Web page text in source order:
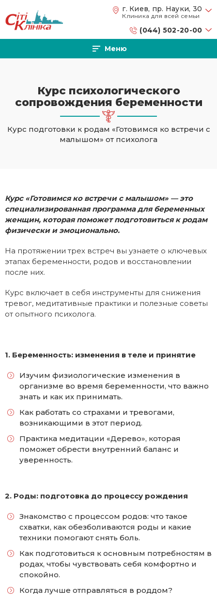
Перейти к основному содержанию г. Киев, пр. Науки, 30
Клиника для всей семьи
(044) 502-20-00
Меню
Курс психологического
сопровождения беременности
Курс подготовки к родам «Готовимся ко встречи с
малышом» от психолога
Курс «Готовимся ко встречи с малышом» — это
специализированная программа для беременных
женщин, которая поможет подготовиться к родам
физически и эмоционально.
На протяжении трех встреч вы узнаете о ключевых
этапах беременности, родов и восстановлении
после них.
Курс включает в себя инструменты для снижения
тревог, медитативные практики и полезные советы
от опытного психолога.
1. Беременность: изменения в теле и принятие
Изучим физиологические изменения в
организме во время беременности, что важно
знать и как их принимать.
Как работать со страхами и тревогами,
возникающими в этот период.
Практика медитации «Дерево», которая
поможет обрести внутренний баланс и
уверенность.
2. Роды: подготовка до процессу рождения
Знакомство с процессом родов: что такое
схватки, как обезболиваются роды и какие
техники помогают снять боль.
Как подготовиться к основным потребностям в
родах, чтобы чувствовать себя комфортно и
спокойно.
Когда лучше отправляться в роддом?